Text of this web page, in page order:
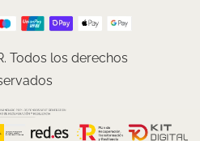
Todos los derechos